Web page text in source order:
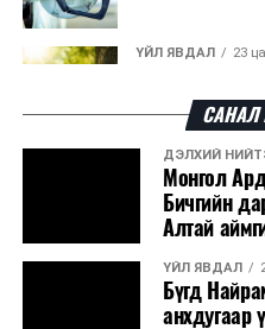
ҮЙЛ ЯВДАЛ 23
ДЭЛХИЙ НИЙТЭЭР..
захирлын
ҮЙЛ ЯВДАЛ
Сүхбаатар
САНАЛ
ДЭЛХИЙ
Монгол
Бичгийн
Алтай
ҮЙЛ ЯВДАЛ
Бүгд
анхдугаар